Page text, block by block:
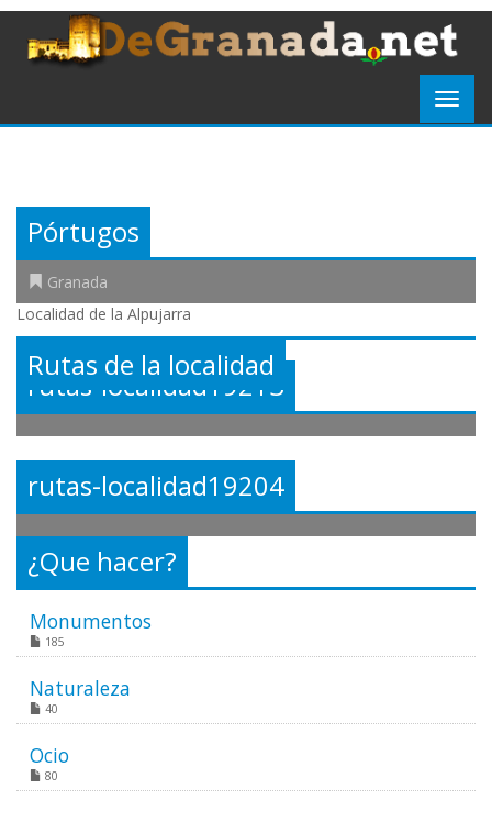
Pórtugos
Granada
Localidad de la Alpujarra
Rutas de la localidad
rutas-localidad19213
rutas-localidad19204
¿Que hacer?
Monumentos
185
Naturaleza
40
Ocio
80